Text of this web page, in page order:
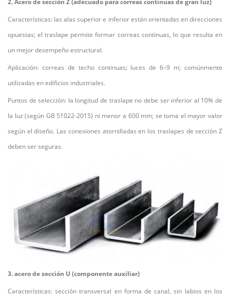
2. Acero de sección Z (adecuado para correas continuas de gran luz)
Características: las alas superior e inferior están orientadas en direcciones
opuestas; el traslape permite formar correas continuas, lo que resulta en
un mejor desempeño estructural.
Aplicación: correas de techo continuas; luces de 6–9 m; comúnmente
utilizadas en edificios industriales.
Puntos de selección: la longitud de traslape no debe ser inferior al 10% de
la luz (según GB 51022-2015) ni menor a 600 mm; se toma el mayor valor
según el diseño. Las conexiones atornilladas en los traslapes de sección Z
deben ser seguras.
3. acero de sección U (componente auxiliar)
Características: sección transversal en forma de canal, sin labios en los